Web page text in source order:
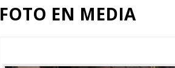
FOTO EN MEDIA